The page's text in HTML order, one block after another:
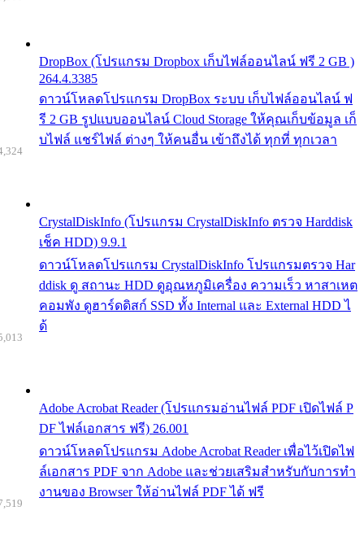
DropBox (โปรแกรม Dropbox เก็บไฟล์ออนไลน์ ฟรี 2 GB )
264.4.3385
ดาวน์โหลดโปรแกรม DropBox ระบบ เก็บไฟล์ออนไลน์ ฟ
รี 2 GB รูปแบบออนไลน์ Cloud Storage ให้คุณเก็บข้อมูล เก็
บไฟล์ แชร์ไฟล์ ต่างๆ ให้คนอื่น เข้าถึงได้ ทุกที่ ทุกเวลา
CrystalDiskInfo (โปรแกรม CrystalDiskInfo ตรวจ Harddisk
เช็ค HDD) 9.9.1
ดาวน์โหลดโปรแกรม CrystalDiskInfo โปรแกรมตรวจ Har
ddisk ดู สถานะ HDD ดูอุณหภูมิเครื่อง ความเร็ว หาสาเหต
คอมพัง ดูฮาร์ดดิสก์ SSD ทั้ง Internal และ External HDD ไ
ด้
Adobe Acrobat Reader (โปรแกรมอ่านไฟล์ PDF เปิดไฟล์ P
DF ไฟล์เอกสาร ฟรี) 26.001
ดาวน์โหลดโปรแกรม Adobe Acrobat Reader เพื่อไว้เปิดไฟ
ล์เอกสาร PDF จาก Adobe และช่วยเสริมสำหรับกับการทำ
งานของ Browser ให้อ่านไฟล์ PDF ได้ ฟรี